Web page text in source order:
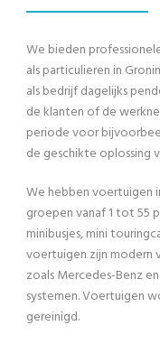
We bieden
als particulieren in
als bedrijf dagelijks
de klanten of de
periode voor
de geschikte oplossing
We hebben voertuigen
groepen vanaf 1 tot 55
minibusjes, mini
voertuigen zijn modern
zoals Mercedes-Benz
systemen. Voertuigen
gereinigd.